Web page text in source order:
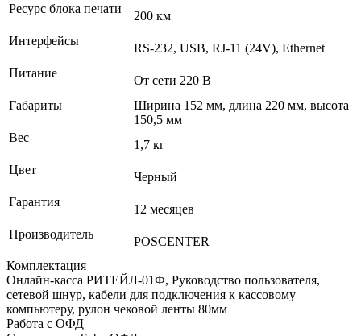
Ресурс блока печати
200 км
Интерфейсы
RS-232, USB, RJ-11 (24V), Ethernet
Питание
От сети 220 В
Габариты
Ширина 152 мм, длина 220 мм, высота
150,5 мм
Вес
1,7 кг
Цвет
Черный
Гарантия
12 месяцев
Производитель
POSCENTER
Комплектация
Онлайн-касса РИТЕЙЛ-01Ф, Руководство пользователя,
сетевой шнур, кабели для подключения к кассовому
компьютеру, рулон чековой ленты 80мм
Работа с ОФД